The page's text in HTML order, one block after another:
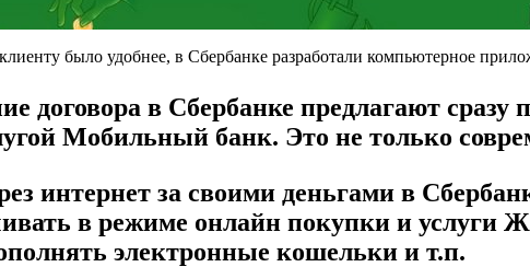
было удобнее, в Сбербанке разработали компьютерное
договора в Сбербанке предлагают сразу
Мобильный банк. Это не только
интернет за своими деньгами в
в режиме онлайн покупки и
электронные кошельки и т.п.